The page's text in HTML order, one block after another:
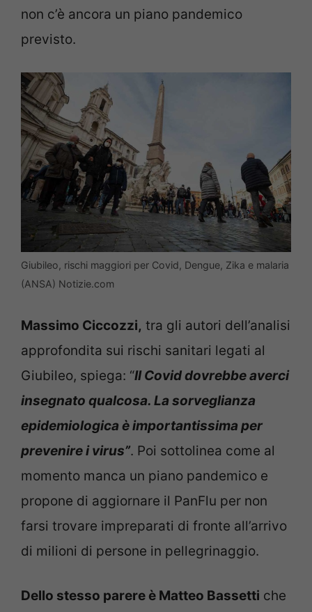
non c’è ancora un piano pandemico
previsto.
Giubileo, rischi maggiori per Covid, Dengue, Zika e malaria
(ANSA) Notizie.com
Massimo Ciccozzi, tra gli autori dell’analisi
approfondita sui rischi sanitari legati al
Giubileo, spiega: “Il Covid dovrebbe averci
insegnato qualcosa. La sorveglianza
epidemiologica è importantissima per
prevenire i virus”. Poi sottolinea come al
momento manca un piano pandemico e
propone di aggiornare il PanFlu per non
farsi trovare impreparati di fronte all’arrivo
di milioni di persone in pellegrinaggio.
Dello stesso parere è Matteo Bassetti che